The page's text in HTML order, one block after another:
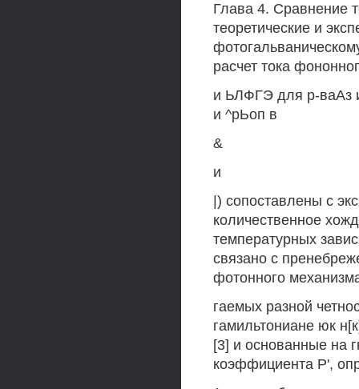
Глава 4. Сравнение
теоретические и
расчет тока
и ЬЛФГЭ для р-ваАз
и ^рЬоп в
&
и
|) сопоставлены с
количественное
температурных
связано с
фотонного
гаемых разной
гамильтониане юк
[3] и основанные на
коэффициента Р',